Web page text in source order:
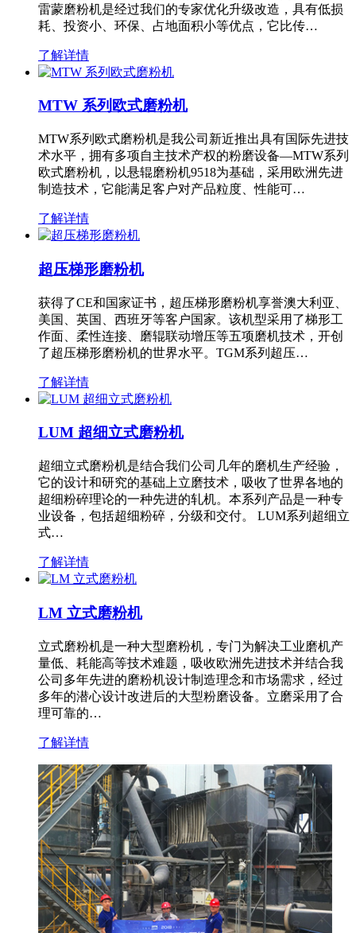
雷蒙磨粉机是经过我们的专家优化升级改造，具有低损
耗、投资小、环保、占地面积小等优点，它比传…
了解详情
MTW 系列欧式磨粉机
MTW系列欧式磨粉机是我公司新近推出具有国际先进技
术水平，拥有多项自主技术产权的粉磨设备—MTW系列
欧式磨粉机，以悬辊磨粉机9518为基础，采用欧洲先进
制造技术，它能满足客户对产品粒度、性能可…
了解详情
超压梯形磨粉机
获得了CE和国家证书，超压梯形磨粉机享誉澳大利亚、
美国、英国、西班牙等客户国家。该机型采用了梯形工
作面、柔性连接、磨辊联动增压等五项磨机技术，开创
了超压梯形磨粉机的世界水平。TGM系列超压…
了解详情
LUM 超细立式磨粉机
超细立式磨粉机是结合我们公司几年的磨机生产经验，
它的设计和研究的基础上立磨技术，吸收了世界各地的
超细粉碎理论的一种先进的轧机。本系列产品是一种专
业设备，包括超细粉碎，分级和交付。 LUM系列超细立
式…
了解详情
LM 立式磨粉机
立式磨粉机是一种大型磨粉机，专门为解决工业磨机产
量低、耗能高等技术难题，吸收欧洲先进技术并结合我
公司多年先进的磨粉机设计制造理念和市场需求，经过
多年的潜心设计改进后的大型粉磨设备。立磨采用了合
理可靠的…
了解详情